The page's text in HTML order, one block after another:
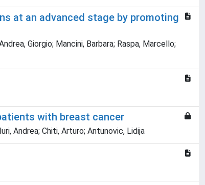
at an advanced stage by promoting
Giorgio; Mancini, Barbara; Raspa, Marcello;
with breast cancer
Andrea; Chiti, Arturo; Antunovic, Lidija